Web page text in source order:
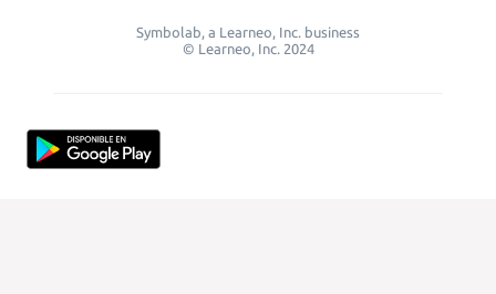
Symbolab, a Learneo, Inc. business
© Learneo, Inc. 2024